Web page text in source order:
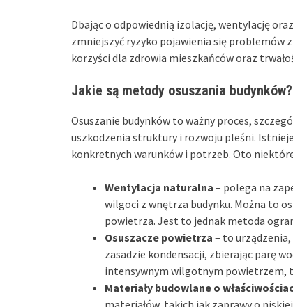
Dbając o odpowiednią izolację, wentylację
zmniejszyć ryzyko pojawienia się problemów
korzyści dla zdrowia mieszkańców oraz
Jakie są metody osuszania budynków?
Osuszanie budynków to ważny proces,
uszkodzenia struktury i rozwoju pleśni.
konkretnych warunków i potrzeb. Oto
Wentylacja naturalna – polega na
wilgoci z wnętrza budynku. Można to
powietrza. Jest to jednak metoda
Osuszacze powietrza – to
zasadzie kondensacji, zbierając parę
intensywnym wilgotnym powietrzem,
Materiały budowlane o
materiałów, takich jak zaprawy o